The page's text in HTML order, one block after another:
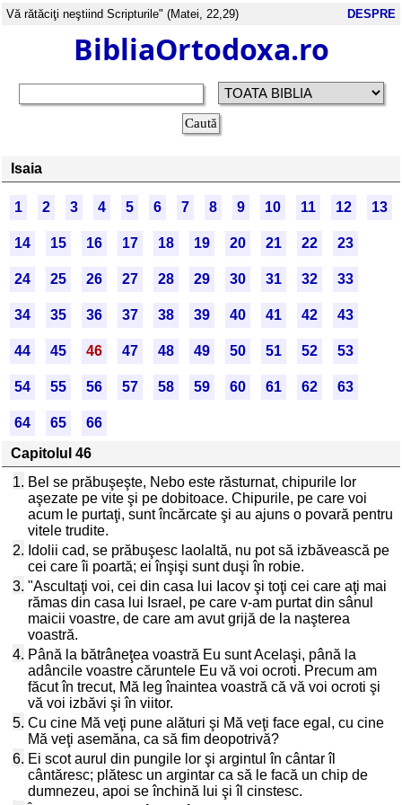
Vă rătăciţi neştiind Scripturile" (Matei, 22,29) DESPRE
BibliaOrtodoxa.ro
Isaia
1 2 3 4 5 6 7 8 9 10 11 12 13
14 15 16 17 18 19 20 21 22 23
24 25 26 27 28 29 30 31 32 33
34 35 36 37 38 39 40 41 42 43
44 45 46 47 48 49 50 51 52 53
54 55 56 57 58 59 60 61 62 63
64 65
66
Capitolul 46
1. Bel se prăbuşeşte, Nebo este răsturnat, chipurile lor
aşezate pe vite şi pe dobitoace. Chipurile, pe care voi
acum le purtaţi, sunt încărcate şi au ajuns o povară pentru
vitele trudite.
2. Idolii cad, se prăbuşesc laolaltă, nu pot să izbăvească pe
cei care îi poartă; ei înşişi sunt duşi în robie.
3. "Ascultaţi voi, cei din casa lui Iacov şi toţi cei care aţi mai
rămas din casa lui Israel, pe care v-am purtat din sânul
maicii voastre, de care am avut grijă de la naşterea
voastră.
4. Până la bătrâneţea voastră Eu sunt Acelaşi, până la
adâncile voastre căruntele Eu vă voi ocroti. Precum am
făcut în trecut, Mă leg înaintea voastră că vă voi ocroti şi
vă voi izbăvi şi în viitor.
5. Cu cine Mă veţi pune alături şi Mă veţi face egal, cu cine
Mă veţi asemăna, ca să fim deopotrivă?
6. Ei scot aurul din pungile lor şi argintul în cântar îl
cântăresc; plătesc un argintar ca să le facă un chip de
dumnezeu, apoi se închină lui şi îl cinstesc.